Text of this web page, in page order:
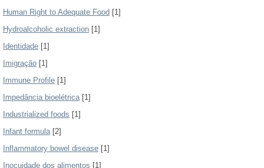
Human Right to Adequate Food [1]
Hydroalcoholic extraction [1]
Identidade [1]
Imigração [1]
Immune Profile [1]
Impedância bioelétrica[1]
Industrialized foods [1]
Infant formula[2]
Inflammatory bowel disease [1]
Inocuidade dos alimentos [1]